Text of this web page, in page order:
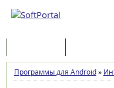
Программы для Android»